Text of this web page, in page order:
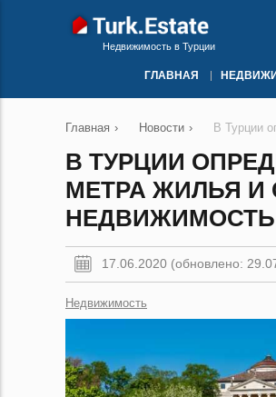
Недвижимость в Турции
ГЛАВНАЯ
Главная › Новости › В Турции
В ТУРЦИИ
МЕТРА ЖИЛЬЯ И
НЕДВИЖИМОСТЬ
17.06.2020 (обновлено:
Недвижимость